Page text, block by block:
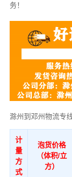
务！
滁州到邓州物流专
计
量
方
式
泡货价格
（体积/立
方）